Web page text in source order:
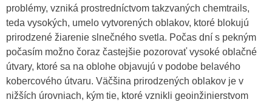
problémy, vzniká prostredníctvom takzvaných chemtrails,
teda vysokých, umelo vytvorených oblakov, ktoré blokujú
prirodzené žiarenie slnečného svetla. Počas dní s pekným
počasím možno čoraz častejšie pozorovať vysoké oblačné
útvary, ktoré sa na oblohe objavujú v podobe belavého
kobercového útvaru. Väčšina prirodzených oblakov je v
nižších úrovniach, kým tie, ktoré vznikli geoinžinierstvom